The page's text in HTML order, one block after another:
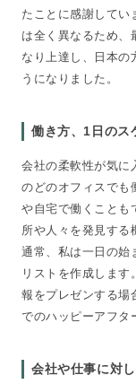
たことに感謝してい
は全く異なるため、
なり上達し、日本の
うになりました。
働き方、1日のス
会社の柔軟性が気に
のどのオフィスでも
や自宅で働くことも
所や人々を発見する
通常、私は一日の始
リストを作成しま
報をプレゼンする場
でのハッピーアフタ
会社や仕事に対